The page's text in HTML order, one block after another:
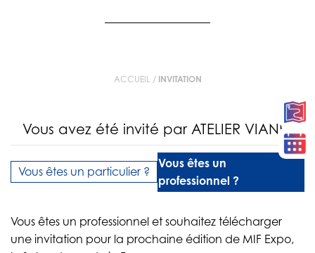
ACCUEIL / INVITATION
Vous avez été invité par ATELIER VIANEL
Vous êtes un particulier ?
Vous êtes un
professionnel ?
Vous êtes un professionnel et souhaitez télécharger
une invitation pour la prochaine édition de MIF Expo,